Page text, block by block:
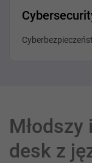
desk z